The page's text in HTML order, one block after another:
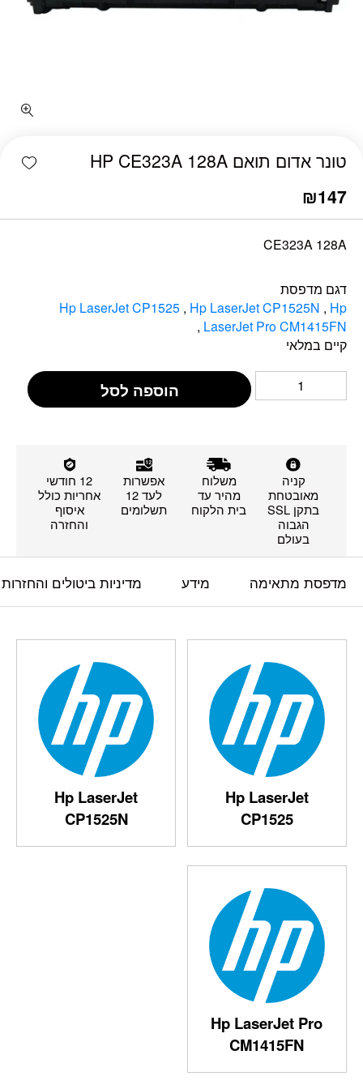
טונר אדום תואם HP CE323A 128A
₪147
CE323A 128A
דגם מדפסת
Hp LaserJet CP1525 , Hp LaserJet CP1525N , Hp
LaserJet Pro CM1415FN
,
קיים במלאי
הוספה לסל
קניה
מאובטחת
בתקן SSL
הגבוה
בעולם
משלוח
מהיר עד
בית הלקוח
אפשרות
לעד 12
תשלומים
12 חודשי
אחריות כולל
איסוף
והחזרה
מדפסת מתאימה מידע מדיניות ביטולים והחזרות
Hp LaserJet
CP1525
Hp LaserJet
CP1525N
Hp LaserJet Pro
CM1415FN